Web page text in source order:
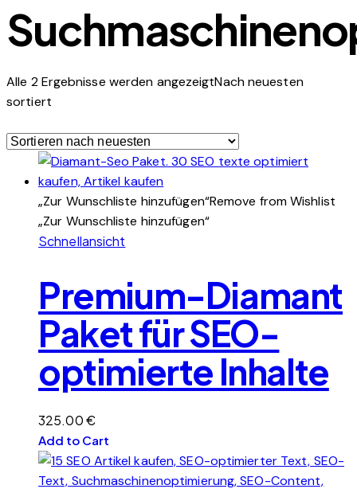
Alle 2 Ergebnisse werden angezeigtNach neuesten
sortiert
„Zur Wunschliste hinzufügen“Remove from Wishlist
„Zur Wunschliste hinzufügen“
Schnellansicht
Premium-Diamant
Paket für SEO-
optimierte Inhalte
325.00€
Add to Cart